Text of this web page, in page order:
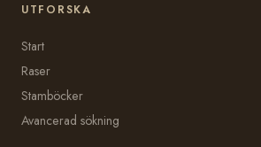
UTFORSKA
Start
Raser
Stamböcker
Avancerad sökning